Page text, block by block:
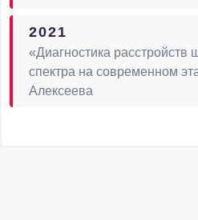
2021
«Диагностика расстройств
спектра на современном
Алексеева